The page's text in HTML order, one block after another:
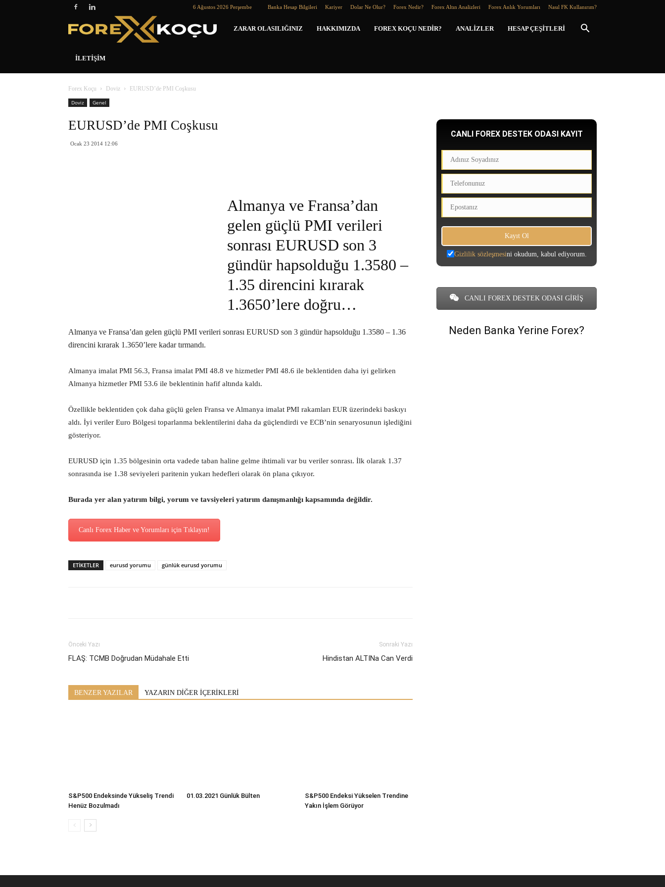
6 Ağustos 2026 Perşembe Banka Hesap Bilgileri Kariyer Dolar Ne Olur? Forex Nedir? Forex Altın Analizleri Forex Anlık Yorumları Nasıl FK Kullanırım?
Forex
ZARAR OLASILIĞINIZ HAKKIMIZDA FOREX KOÇU NEDIR? ANALIZLER HESAP ÇEŞITLERI
İLETIŞIM
Forex Koçu Doviz
EURUSD’de PMI Coşkusu
Doviz
Genel
EURUSD’de PMI Coşkusu
Ocak 23 2014 12:06
Almanya ve Fransa’dan
gelen güçlü PMI verileri
sonrası EURUSD son 3
gündür hapsolduğu 1.3580 –
1.35 direncini kırarak
1.3650’lere doğru…
Almanya ve Fransa’dan gelen güçlü PMI verileri sonrası EURUSD son 3 gündür hapsolduğu 1.3580 – 1.36
direncini kırarak 1.3650’lere kadar tırmandı.
Almanya imalat PMI 56.3, Fransa imalat PMI 48.8 ve hizmetler PMI 48.6 ile beklentiden daha iyi gelirken
Almanya hizmetler PMI 53.6 ile beklentinin hafif altında kaldı.
Özellikle beklentiden çok daha güçlü gelen Fransa ve Almanya imalat PMI rakamları EUR üzerindeki baskıyı
aldı. İyi veriler Euro Bölgesi toparlanma beklentilerini daha da güçlendirdi ve ECB’nin senaryosunun işlediğini
gösteriyor.
EURUSD için 1.35 bölgesinin orta vadede taban haline gelme ihtimali var bu veriler sonrası. İlk olarak 1.37
sonrasında ise 1.38 seviyeleri paritenin yukarı hedefleri olarak ön plana çıkıyor.
Burada yer alan yatırım bilgi, yorum ve tavsiyeleri yatırım danışmanlığı kapsamında değildir.
Canlı Forex Haber ve Yorumları için Tıklayın!
ETİKETLER eurusd yorumu günlük eurusd yorumu
Önceki Yazı
FLAŞ: TCMB Doğrudan Müdahale Etti
Sonraki Yazı
Hindistan ALTINa Can Verdi
BENZER YAZILAR YAZARIN DİĞER İÇERİKLERİ
S&P500 Endeksinde Yükseliş Trendi
Henüz Bozulmadı
01.03.2021 Günlük Bülten
S&P500 Endeksi Yükselen Trendine
Yakın İşlem Görüyor
CANLI FOREX DESTEK ODASI KAYIT
Gizlilik sözleşmesini okudum, kabul ediyorum.
CANLI FOREX DESTEK ODASI GİRİŞ
Neden Banka Yerine Forex?